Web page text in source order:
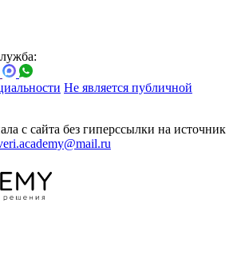
Не является публичной
с сайта без гиперссылки на источник